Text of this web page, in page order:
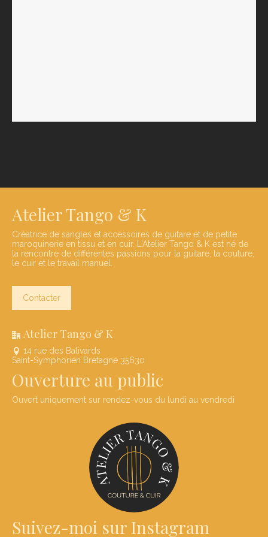
Atelier Tango & K
Créatrice de sangles et accessoires de guitare et de petite
maroquinerie en tissu et en cuir. L'Atelier Tango & K est né de
la rencontre de différentes passions pour la guitare, la couture,
le cuir et le travail manuel.
Contacter
Atelier Tango & K
14 rue des Balivards
Saint-Symphorien Bretagne 35630
Ouverture au public
Ouvert uniquement sur rendez-vous du lundi au vendredi
Suivez-moi sur Instagram